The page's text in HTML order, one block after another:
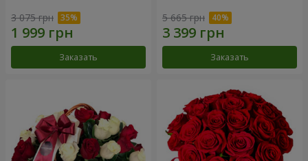
3 075 грн
Заказать
5 665 грн
Заказать